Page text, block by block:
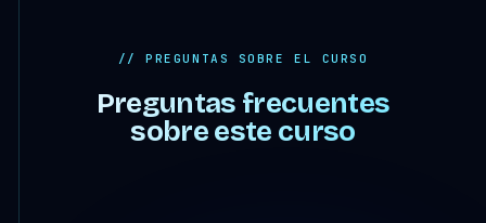
// PREGUNTAS SOBRE EL CURSO
Preguntas frecuentes
sobre este curso